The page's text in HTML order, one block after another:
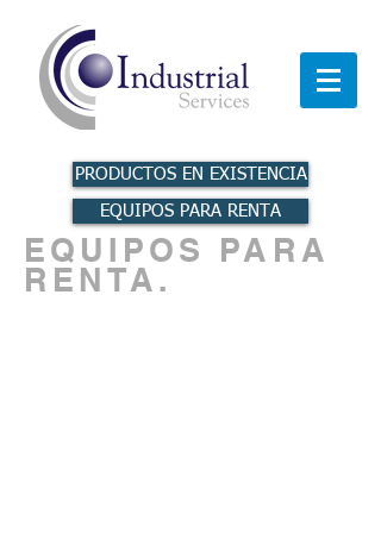
PRODUCTOS EN EXISTENCIA
EQUIPOS PARA RENTA
EQUIPOS PARA
RENTA.